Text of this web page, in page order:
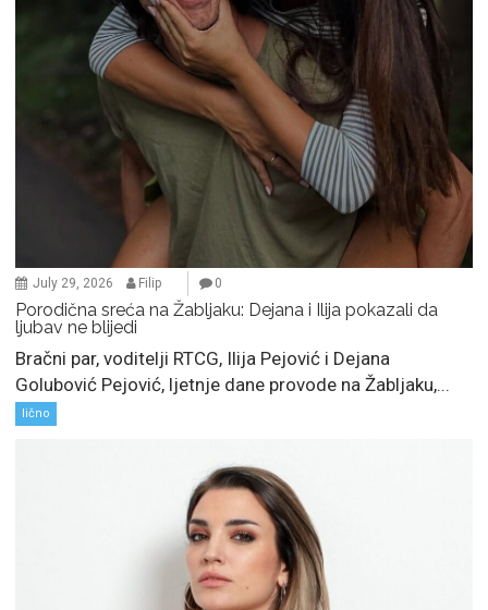
July 29, 2026 Filip 0
Porodična sreća na Žabljaku: Dejana i Ilija pokazali da
ljubav ne blijedi
Bračni par, voditelji RTCG, Ilija Pejović i Dejana
Golubović Pejović, ljetnje dane provode na Žabljaku,...
lično